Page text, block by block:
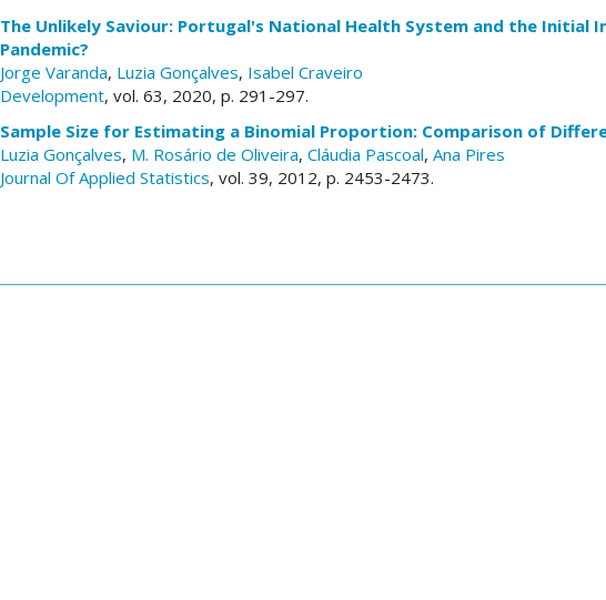
The Unlikely Saviour: Portugal's National Health System and the Initial
Pandemic?
Jorge Varanda, Luzia Gonçalves, Isabel Craveiro
Development, vol. 63, 2020, p. 291-297.
Sample Size for Estimating a Binomial Proportion: Comparison of
Luzia Gonçalves, M. Rosário de Oliveira, Cláudia Pascoal, Ana Pires
Journal Of Applied Statistics, vol. 39, 2012, p. 2453-2473.